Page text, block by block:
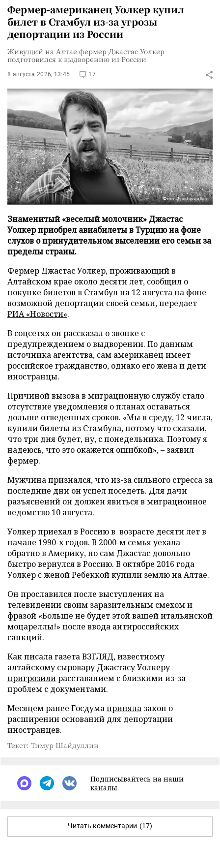
Фермер-американец Уолкер купил
билет в Стамбул из-за угрозы
депортации из России
Живущий на Алтае фермер Джастас Уолкер
подготовился к выдворению из России
8 августа 2026, 13:45 17
Фото: @justuswalker
Знаменитый «веселый молочник» Джастас
Уолкер приобрел авиабилеты в Турцию на фоне
слухов о принудительном выселении его семьи за
пределы страны.
Фермер Джастас Уолкер, проживающий в
Алтайском крае около десяти лет, сообщил о
покупке билетов в Стамбул на 12 августа на фоне
возможной депортации своей семьи, передает
РИА «Новости».
В соцсетях он рассказал о звонке с
предупреждением о выдворении. По данным
источника агентства, сам американец имеет
российское гражданство, однако его жена и дети
иностранцы.
Причиной вызова в миграционную службу стало
отсутствие уведомления о планах оставаться
дольше отведенных сроков. «Мы в среду, 12 числа,
купили билеты из Стамбула, потому что сказали,
что три дня будет, ну, с понедельника. Поэтому я
надеюсь, что это окажется ошибкой», – заявил
фермер.
Мужчина признался, что из-за сильного стресса за
последние дни он успел поседеть. Для дачи
разъяснений он должен явиться в миграционное
ведомство 10 августа.
Уолкер приехал в Россию в возрасте десяти лет в
начале 1990-х годов. В 2000-м семья уехала
обратно в Америку, но сам Джастас довольно
быстро вернулся в Россию. В октябре 2016 года
Уолкер с женой Ребеккой купили землю на Алтае.
Он прославился после выступления на
телевидении своим заразительным смехом и
фразой «Больше не будет этой вашей итальянской
моцареллы!» после ввода антироссийских
санкций.
Как писала газета ВЗГЛЯД, известному
алтайскому сыровару Джастасу Уолкеру
пригрозилирасставанием с близкими из-за
проблем с документами.
Месяцем ранее Госдумаприняла закон о
расширении оснований для депортации
иностранцев.
Текст: Тимур Шайдуллин
Подписывайтесь на наши
каналы
Читать комментарии (17)